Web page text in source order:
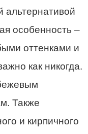
альтернативой
особенность –
оттенками и
как никогда.
Также
и кирпичного